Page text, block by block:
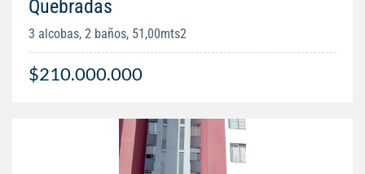
Quebradas
3 alcobas, 2 baños, 51,00mts2
$210.000.000